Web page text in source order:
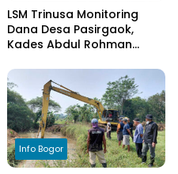
LSM Trinusa Monitoring
Dana Desa Pasirgaok,
Kades Abdul Rohman
Transparansi Pengelolaan
Anggaran
Info Bogor